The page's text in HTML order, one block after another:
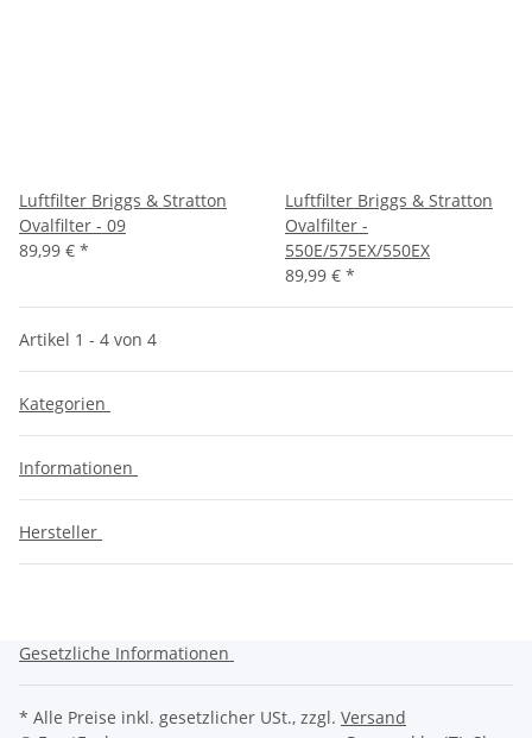
Luftfilter Briggs & Stratton
Ovalfilter - 09
89,99 € *
Luftfilter Briggs & Stratton
Ovalfilter -
550E/575EX/550EX
89,99 € *
Artikel 1 - 4 von 4
Kategorien
Informationen
Hersteller
Gesetzliche Informationen
* Alle Preise inkl. gesetzlicher USt., zzgl. Versand